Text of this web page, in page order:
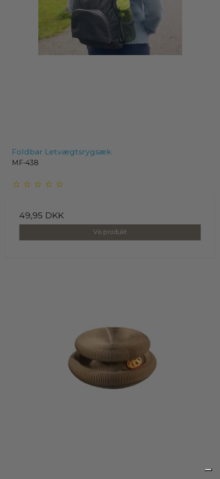
Foldbar Letvægtsrygsæk
MF-438
49,95 DKK
Vis produkt